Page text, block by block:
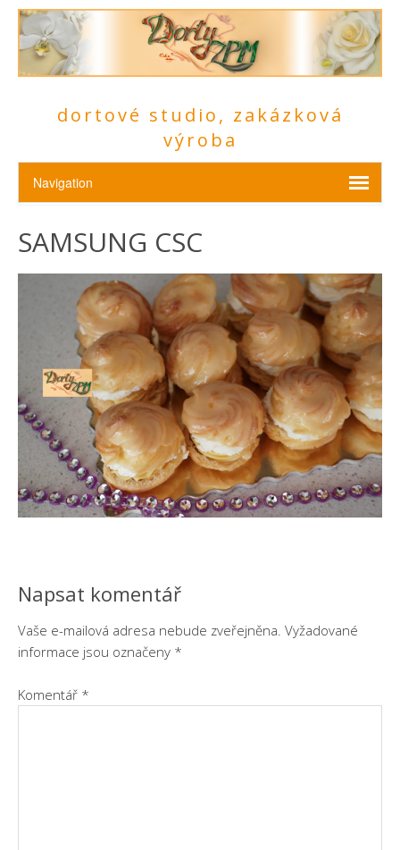
dortové studio, zakázková
výroba
SAMSUNG CSC
Napsat komentář
Vaše e-mailová adresa nebude zveřejněna. Vyžadované
informace jsou označeny *
Komentář *